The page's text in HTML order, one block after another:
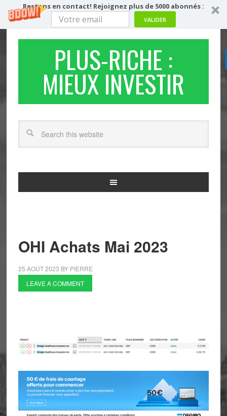
Restons en contact! Rejoignez plus de 5000 abonnés :
VALIDER
PLUS-RICHE :
MIEUX INVESTIR
OHI Achats Mai 2023
25 AOÛT 2023 BY PIERRE
LEAVE A COMMENT